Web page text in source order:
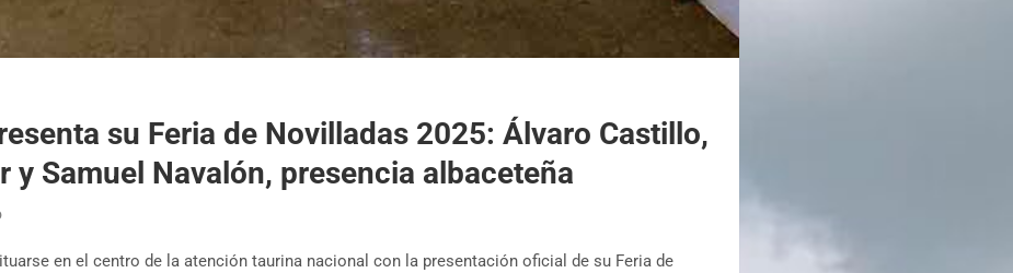
su Feria de Novilladas 2025: Álvaro Castillo,
y Samuel Navalón, presencia albaceteña
en el centro de la atención taurina nacional con la presentación oficial de su Feria de